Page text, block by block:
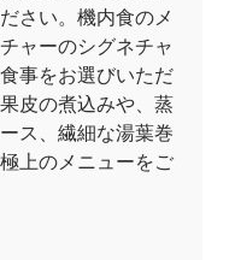
さい。機内食のメ
ャーのシグネチャ
事をお選びいただ
皮の煮込みや、蒸
ス、繊細な湯葉巻
上のメニューをご